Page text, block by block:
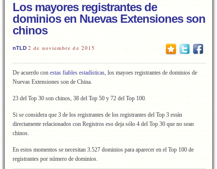
Los mayores registrantes de
dominios en Nuevas Extensiones son
chinos
nTLD 2 de noviembre de 2015
De acuerdo con estas fiables estadísticas, los mayoes registrantes de dominios de
Nuevas Extensiones son de China.
23 del Top 30 son chinos, 38 del Top 50 y 72 del Top 100.
Si se considera que 3 de los registrantes de los registrantes del Top 3 están
directamente relacionados con Registros eso deja sólo 4 del Top 30 que no sean
chinos.
En estos momentos se necesitan 3.527 dominios para aparecer en el Top 100 de
registrantes por número de dominios.